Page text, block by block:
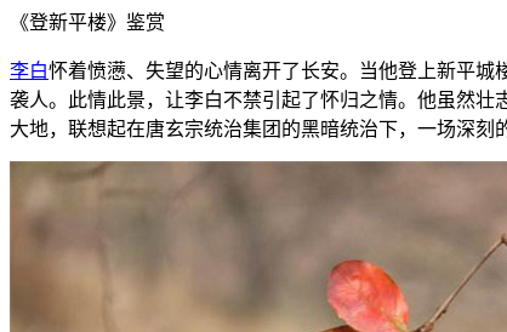
《登新平楼》鉴赏
李白怀着愤懑、失望的心情离开了长安。当他登上新平城
袭人。此情此景，让李白不禁引起了怀归之情。他虽然
大地，联想起在唐玄宗统治集团的黑暗统治下，一场深